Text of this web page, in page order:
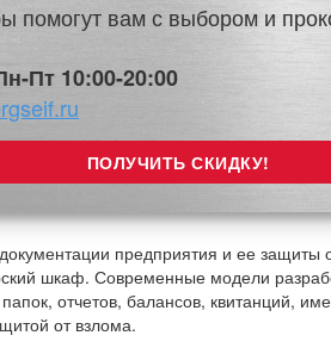
вам с выбором и
Пт 10:00-20:00
предприятия и ее защиты
шкаф. Современные модели
отчетов, балансов, квитанций,
от взлома.